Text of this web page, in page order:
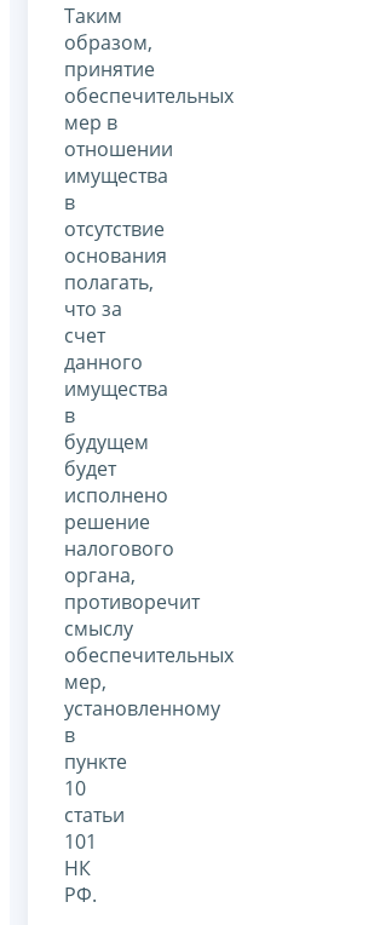
Таким
образом,
принятие
обеспечительных
мер в
отношении
имущества
в
отсутствие
основания
полагать,
что за
счет
данного
имущества
в
будущем
будет
исполнено
решение
налогового
органа,
противоречит
смыслу
обеспечительных
мер,
установленному
в
пункте
10
статьи
101
НК
РФ.